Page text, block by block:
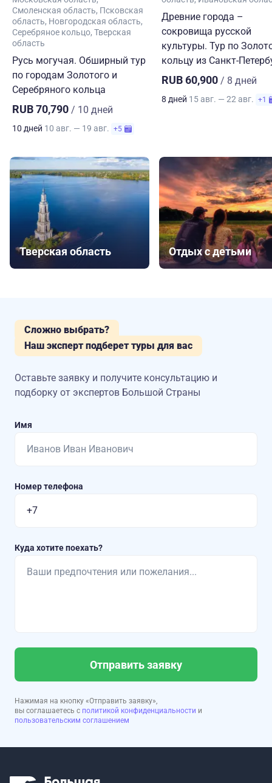
Смоленская область Псковская
область Новгородская область
Серебряное кольцо Тверская
область
Русь могучая. Обширный тур
по городам Золотого и
Серебряного кольца
RUB 70,790 / 10 дней
10 дней 10 авг. — 19 авг. +5
Древние города –
сокровища русской
культуры. Тур по
кольцу из Санкт-
RUB 60,900 / 8 дней
8 дней 15 авг. — 22 авг. +1
Тверская область Отдых с детьми
Сложно выбрать?
Наш эксперт подберет туры для вас
Оставьте заявку и получите консультацию и
подборку от экспертов Большой Страны
Имя
Номер телефона
Куда хотите поехать?
Отправить заявку
Нажимая на кнопку «Отправить заявку»,
вы соглашаетесь с политикой конфиденциальности и
пользовательским соглашением